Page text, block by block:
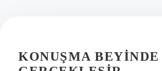
KONUŞMA